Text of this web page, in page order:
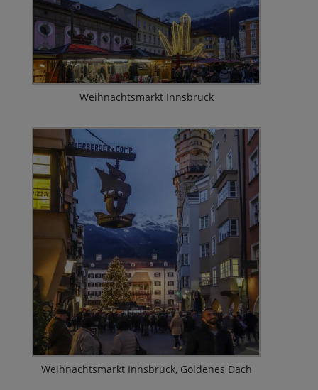
Weihnachtsmarkt Innsbruck
Weihnachtsmarkt Innsbruck, Goldenes Dach